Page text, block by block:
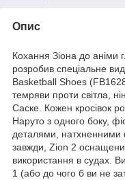
Опис
Кохання Зіона до аніми
розробив спеціальне
Basketball Shoes
темряви проти світла,
Саске. Кожен кросівок
Наруто з одного боку,
деталями, натхненними
завжди, Zion 2
використання в судах.
1 (або до чого б ви не